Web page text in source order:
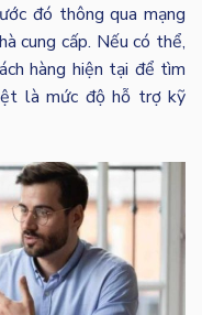
đó thông qua mạng
cung cấp. Nếu có thể,
hàng hiện tại để tìm
là mức độ hỗ trợ kỹ